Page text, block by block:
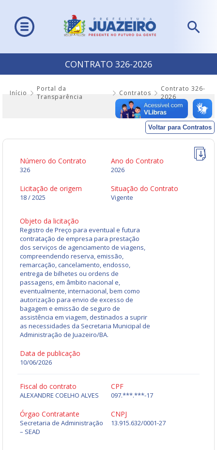
CONTRATO 326-2026
Início
Portal da
Transparência
Contratos
Contrato 326-
2026
Voltar para Contratos
Número do Contrato
326
Ano do Contrato
2026
Licitação de origem
18 / 2025
Situação do Contrato
Vigente
Objeto da licitação
Registro de Preço para eventual e futura
contratação de empresa para prestação
dos serviços de agenciamento de viagens,
compreendendo reserva, emissão,
remarcação, cancelamento, endosso,
entrega de bilhetes ou ordens de
passagens, em âmbito nacional e,
eventualmente, internacional, bem como
autorização para envio de excesso de
bagagem e emissão de seguro de
assistência em viagem, destinados a suprir
as necessidades da Secretaria Municipal de
Administração de Juazeiro/BA.
Data de publicação
10/06/2026
Fiscal do contrato
ALEXANDRE COELHO ALVES
CPF
097.***.***-17
Órgao Contratante
Secretaria de Administração
– SEAD
CNPJ
13.915.632/0001-27